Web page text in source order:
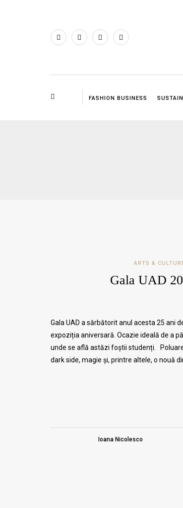
FASHION BUSINESS
ARTS &
Gala UAD
Gala UAD a sărbătorit anul acesta 25 ani
expoziția aniversară. Ocazie ideală de a
unde se află astăzi foștii studenți.
dark side, magie și, printre altele, o nouă
Ioana Nicolesco